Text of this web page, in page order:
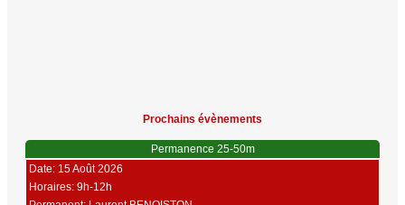
Prochains évènements
Permanence 25-50m
Date: 15 Août 2026
Horaires: 9h-12h